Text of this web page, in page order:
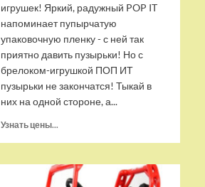
игрушек! Яркий, радужный POP IT
напоминает пупырчатую
упаковочную пленку - с ней так
приятно давить пузырьки! Но с
брелоком-игрушкой ПОП ИТ
пузырьки не закончатся! Тыкай в
них на одной стороне, а...
Узнать цены...
Брелок-
игрушка